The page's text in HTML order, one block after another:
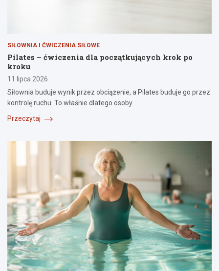
SIŁOWNIA I ĆWICZENIA SIŁOWE
Pilates – ćwiczenia dla początkujących krok po
kroku
11 lipca 2026
Siłownia buduje wynik przez obciążenie, a Pilates buduje go przez
kontrolę ruchu. To właśnie dlatego osoby…
Przeczytaj